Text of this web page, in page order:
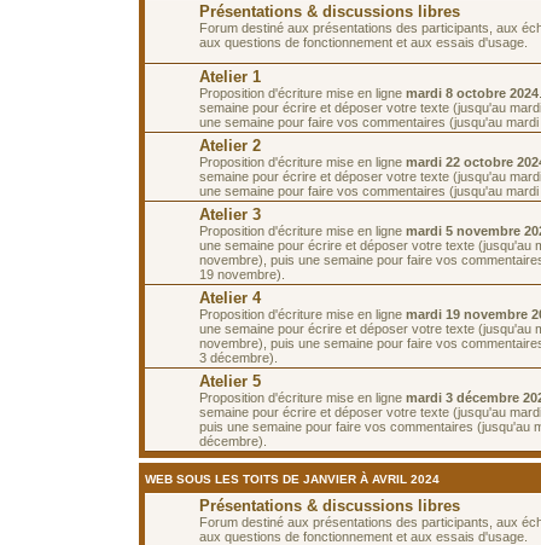
Présentations & discussions libres
Forum destiné aux présentations des participants, aux
aux questions de fonctionnement et aux essais d'usage.
Atelier 1
Proposition d'écriture mise en ligne mardi 8 octobre 2024
semaine pour écrire et déposer votre texte (jusqu'au
une semaine pour faire vos commentaires (jusqu'au
Atelier 2
Proposition d'écriture mise en ligne mardi 22 octobre
semaine pour écrire et déposer votre texte (jusqu'au
une semaine pour faire vos commentaires (jusqu'au
Atelier 3
Proposition d'écriture mise en ligne mardi 5 novembre
une semaine pour écrire et déposer votre texte (jusqu'au
novembre), puis une semaine pour faire vos
19 novembre).
Atelier 4
Proposition d'écriture mise en ligne mardi 19 novembre
une semaine pour écrire et déposer votre texte (jusqu'au
novembre), puis une semaine pour faire vos
3 décembre).
Atelier 5
Proposition d'écriture mise en ligne mardi 3 décembre
semaine pour écrire et déposer votre texte (jusqu'au
puis une semaine pour faire vos commentaires (jusqu'au
décembre).
WEB SOUS LES TOITS DE JANVIER À AVRIL 2024
Présentations & discussions libres
Forum destiné aux présentations des participants, aux
aux questions de fonctionnement et aux essais d'usage.